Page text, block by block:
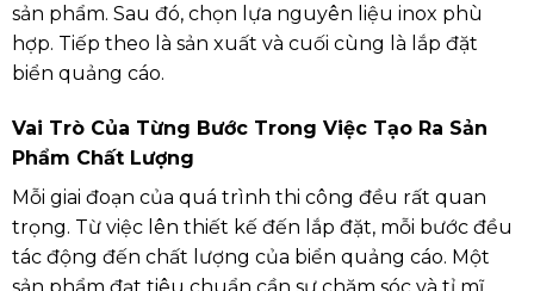
sản phẩm. Sau đó, chọn lựa nguyên liệu inox phù
hợp. Tiếp theo là sản xuất và cuối cùng là lắp đặt
biển quảng cáo.
Vai Trò Của Từng Bước Trong Việc Tạo Ra Sản
Phẩm Chất Lượng
Mỗi giai đoạn của quá trình thi công đều rất quan
trọng. Từ việc lên thiết kế đến lắp đặt, mỗi bước đều
tác động đến chất lượng của biển quảng cáo. Một